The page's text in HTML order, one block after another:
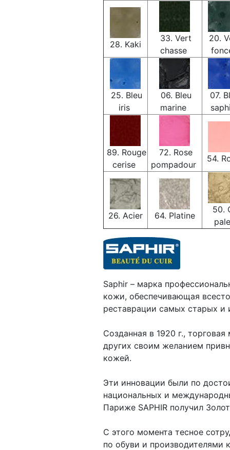
28. Kaki
33. Vert
chasse
20.
25. Bleu
iris
06. Bleu
marine
07.
89. Rouge
cerise
72. Rose
pompadour
54.
26. Acier 64. Platine
50.
Saphir – марка
кожи, обеспечивающая
реставрации самых старых и
Созданная в 1920 г.,
других своим желанием
кожей.
Эти инновации были по
национальных и
Париже SAPHIR получил
С этого момента тесное
по обуви и производителями